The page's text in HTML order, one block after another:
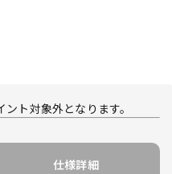
ト対象外となります。
仕様詳細